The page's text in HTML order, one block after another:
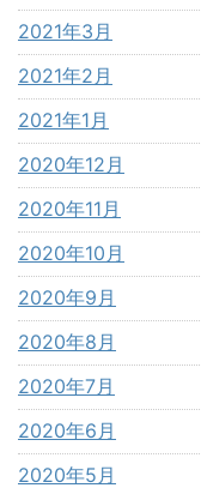
2021年3月
2021年2月
2021年1月
2020年12月
2020年11月
2020年10月
2020年9月
2020年8月
2020年7月
2020年6月
2020年5月